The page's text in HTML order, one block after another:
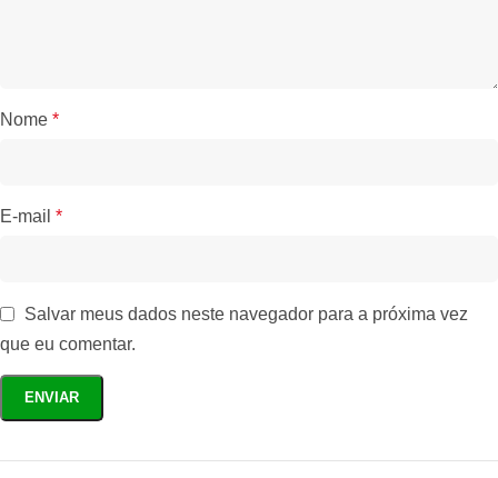
Nome *
E-mail *
Salvar meus dados neste navegador para a próxima vez
que eu comentar.